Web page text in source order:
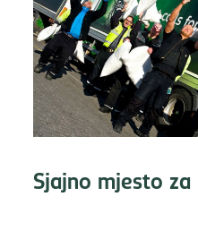
Sjajno mjesto za